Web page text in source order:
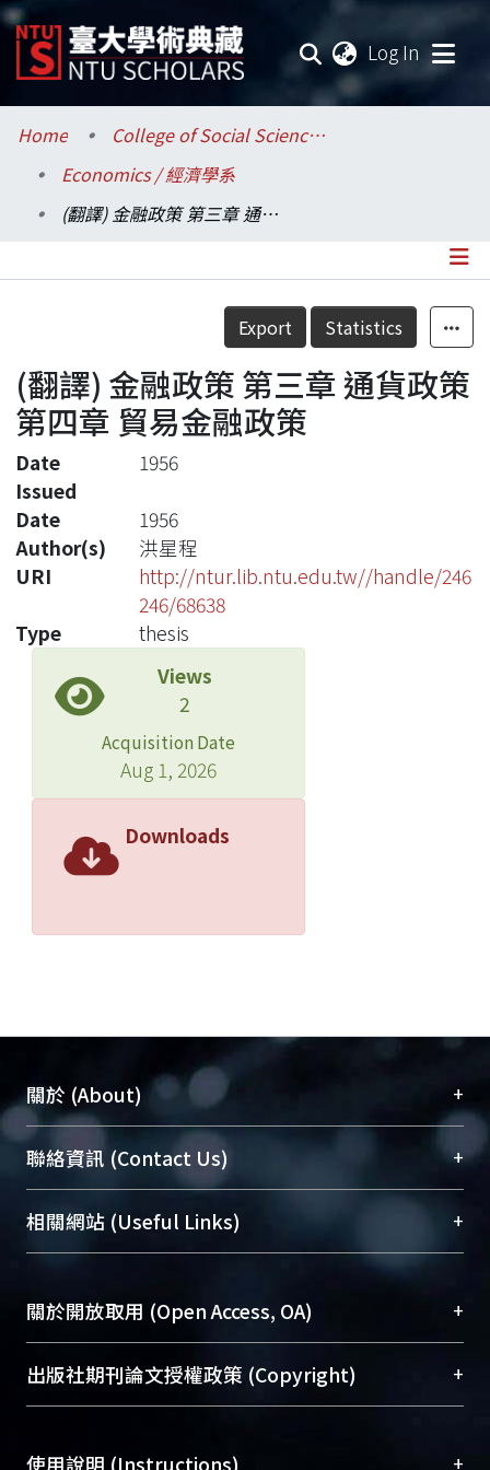
Log In
Communities & Collections
Research Outputs
Statistics
Home
College of Social Sciences / 社會科學院
Economics / 經濟學系
(翻譯) 金融政策 第三章 通貨政策 第四章 貿易金融政策
Details
Export Statistics
(翻譯) 金融政策 第三章 通貨政策
第四章 貿易金融政策
Date
Issued
1956
Date
1956
Author(s)
洪星程
URI
http://ntur.lib.ntu.edu.tw//handle/246
246/68638
Type
thesis
Views
2
Acquisition Date
Aug 1, 2026
Downloads
關於 (About) +
臺大位居世界頂尖大學之列，為永久珍藏及向國際
展現本校豐碩的研究成果及學術能量，圖書館整合
機構典藏（NTUR）與學術庫（AH）不同功能平
台，成為臺大學術典藏NTU scholars。期能整合研
究能量、促進交流合作、保存學術產出、推廣研究
成果。
To permanently archive and promote researcher
profiles and scholarly works, Library integrates the
services of “NTU Repository” with “Academic
聯絡資訊 (Contact Us) +
總館學科館員(Main Library)
醫學圖書館學科館員(Medical Library)
(Social
Sciences Library)
相關網站 (Useful Links) +
關於開放取用 (Open Access, OA) +
開放取用是從使用者角度提升資訊取用性的社會運
動，應用在學術研究上是透過將研究著作公開供使
用逐年攀升。同時可加速研究發展、提升研究影響
出版社期刊論文授權政策 (Copyright) +
使用說明 (Instructions) +